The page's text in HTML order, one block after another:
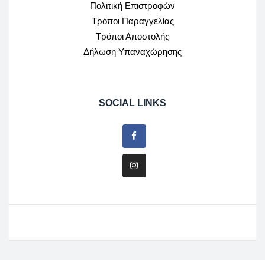
Πολιτική Επιστροφών
Τρόποι Παραγγελίας
Τρόποι Αποστολής
Δήλωση Υπαναχώρησης
SOCIAL LINKS